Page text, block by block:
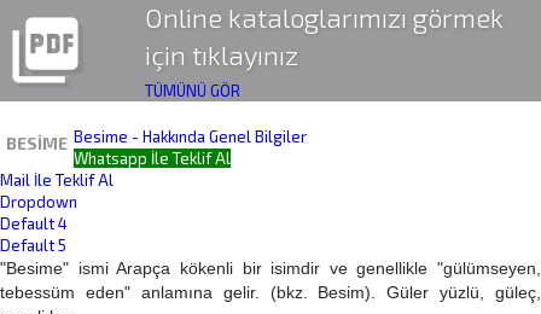
picture_as_pdf
Online kataloglarımızı görmek
için tıklayınız
TÜMÜNÜ GÖR
BESIME Besime - Hakkında Genel Bilgiler
Whatsapp İle Teklif Al
Mail İle Teklif Al
Dropdown
Default 4
Default 5
"Besime" ismi Arapça kökenli bir isimdir ve genellikle "gülümseyen,
tebessüm eden" anlamına gelir. (bkz. Besim). Güler yüzlü, güleç,